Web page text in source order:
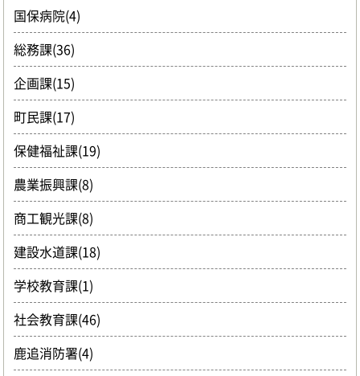
国保病院(4)
総務課(36)
企画課(15)
町民課(17)
保健福祉課(19)
農業振興課(8)
商工観光課(8)
建設水道課(18)
学校教育課(1)
社会教育課(46)
鹿追消防署(4)